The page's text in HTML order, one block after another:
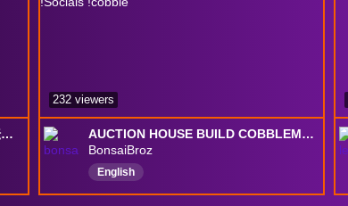
【 ストリヌ-STRN 】新たな世界に転生⁉️ ※鳩コメ禁止
AUCTION HOUSE BUILD COBBLEMON (SEASON 4 EPISODE 7) !Discord !YouTube !Socials !cobble
BonsaiBroz
English
232 viewers